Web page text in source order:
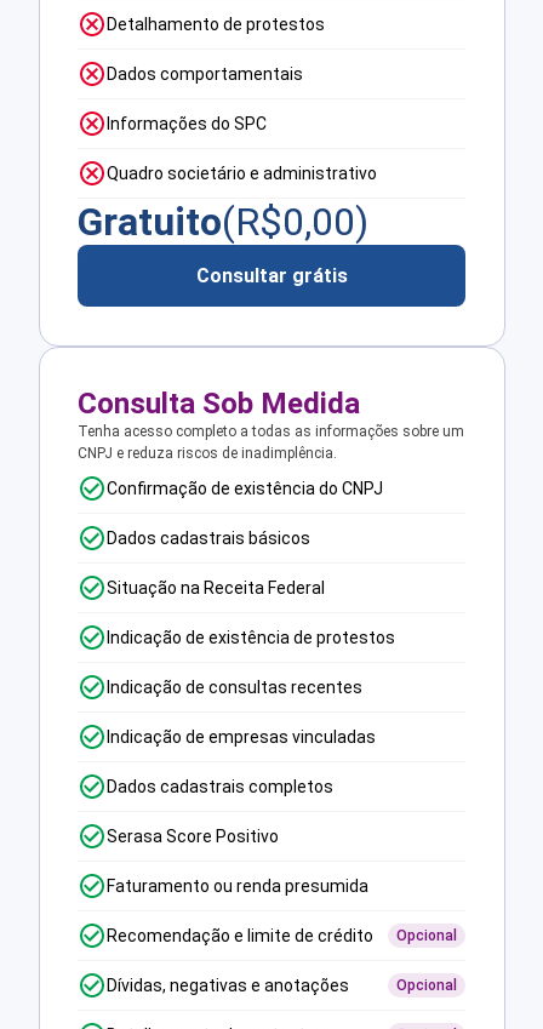
Detalhamento de protestos
Dados comportamentais
Informações do SPC
Quadro societário e administrativo
Gratuito(R$0,00)
Consultar grátis
Consulta Sob Medida
Tenha acesso completo a todas as informações sobre um
CNPJ e reduza riscos de inadimplência.
Confirmação de existência do CNPJ
Dados cadastrais básicos
Situação na Receita Federal
Indicação de existência de protestos
Indicação de consultas recentes
Indicação de empresas vinculadas
Dados cadastrais completos
Serasa Score Positivo
Faturamento ou renda presumida
Recomendação e limite de crédito Opcional
Dívidas, negativas e anotações Opcional